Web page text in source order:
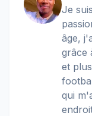
Je
âge,
grâce
et
qui